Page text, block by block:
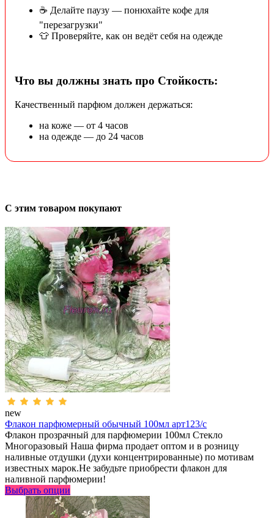
☕ Делайте паузу — понюхайте кофе для
"перезагрузки"
👕 Проверяйте, как он ведёт себя на одежде
Что вы должны знать про Стойкость:
Качественный парфюм должен держаться:
на коже — от 4 часов
на одежде — до 24 часов
С этим товаром покупают
new
Флакон парфюмерный обычный 100мл арт123/с
Флакон прозрачный для парфюмерии 100мл Стекло
Многоразовый Наша фирма продает оптом и в розницу
наливные отдушки (духи концентрированные) по мотивам
известных марок.Не забудьте приобрести флакон для
наливной парфюмерии!
Выбрать опции